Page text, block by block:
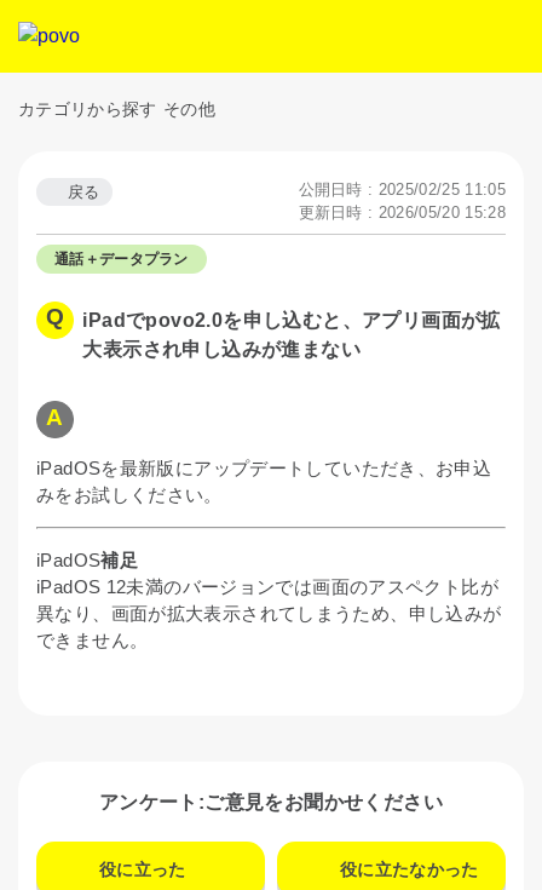
カテゴリから探す その他
戻る
公開日時 : 2025/02/25 11:05
更新日時 : 2026/05/20 15:28
通話＋データプラン
iPadでpovo2.0を申し込むと、アプリ画面が拡
大表示され申し込みが進まない
iPadOSを最新版にアップデートしていただき、お申込
みをお試しください。
iPadOS補足
iPadOS 12未満のバージョンでは画面のアスペクト比が
異なり、画面が拡大表示されてしまうため、申し込みが
できません。
アンケート:ご意見をお聞かせください
役に立った 役に立たなかった